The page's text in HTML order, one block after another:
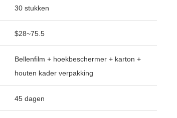
30 stukken
$28~75.5
Bellenfilm + hoekbeschermer + karton +
houten kader verpakking
45 dagen